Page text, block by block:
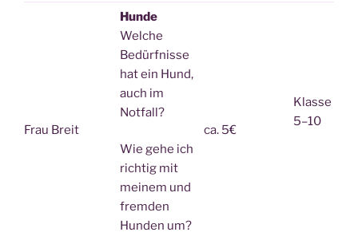
Frau Breit
Hun­de
Wel­che
Bedürf­nis­se
hat ein Hund,
auch im
Notfall?
Wie gehe ich
rich­tig mit
mei­nem und
frem­den
Hun­den um?
ca. 5€
Klas­se
5–10